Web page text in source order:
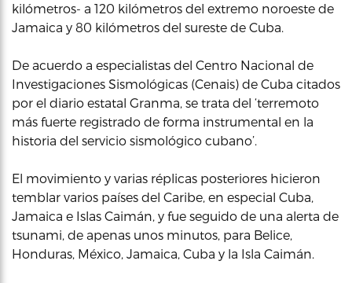
kilómetros- a 120 kilómetros del extremo noroeste de
Jamaica y 80 kilómetros del sureste de Cuba.
De acuerdo a especialistas del Centro Nacional de
Investigaciones Sismológicas (Cenais) de Cuba citados
por el diario estatal Granma, se trata del ‘terremoto
más fuerte registrado de forma instrumental en la
historia del servicio sismológico cubano’.
El movimiento y varias réplicas posteriores hicieron
temblar varios países del Caribe, en especial Cuba,
Jamaica e Islas Caimán, y fue seguido de una alerta de
tsunami, de apenas unos minutos, para Belice,
Honduras, México, Jamaica, Cuba y la Isla Caimán.